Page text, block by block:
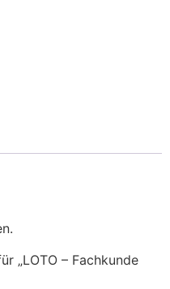
„LOTO – Fachkunde